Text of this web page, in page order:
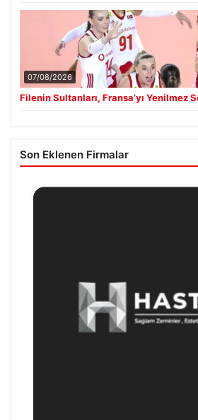
07/08/2026
Filenin Sultanları, Fransa’yı Yenilmez
Son Eklenen Firmalar